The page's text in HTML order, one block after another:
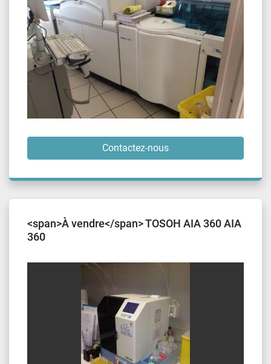
Contactez-nous
<span>À vendre</span> TOSOH AIA 360 AIA
360